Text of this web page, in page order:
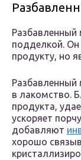
Разбавленный
подделкой.
продукту, но
в лакомство.
продукта,
ускоряет
добавляют
хорошо